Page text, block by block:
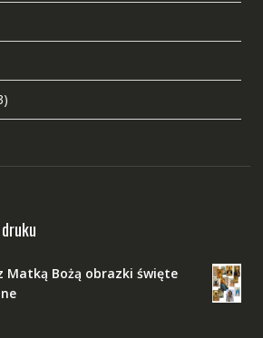
Bożą obrazki święte